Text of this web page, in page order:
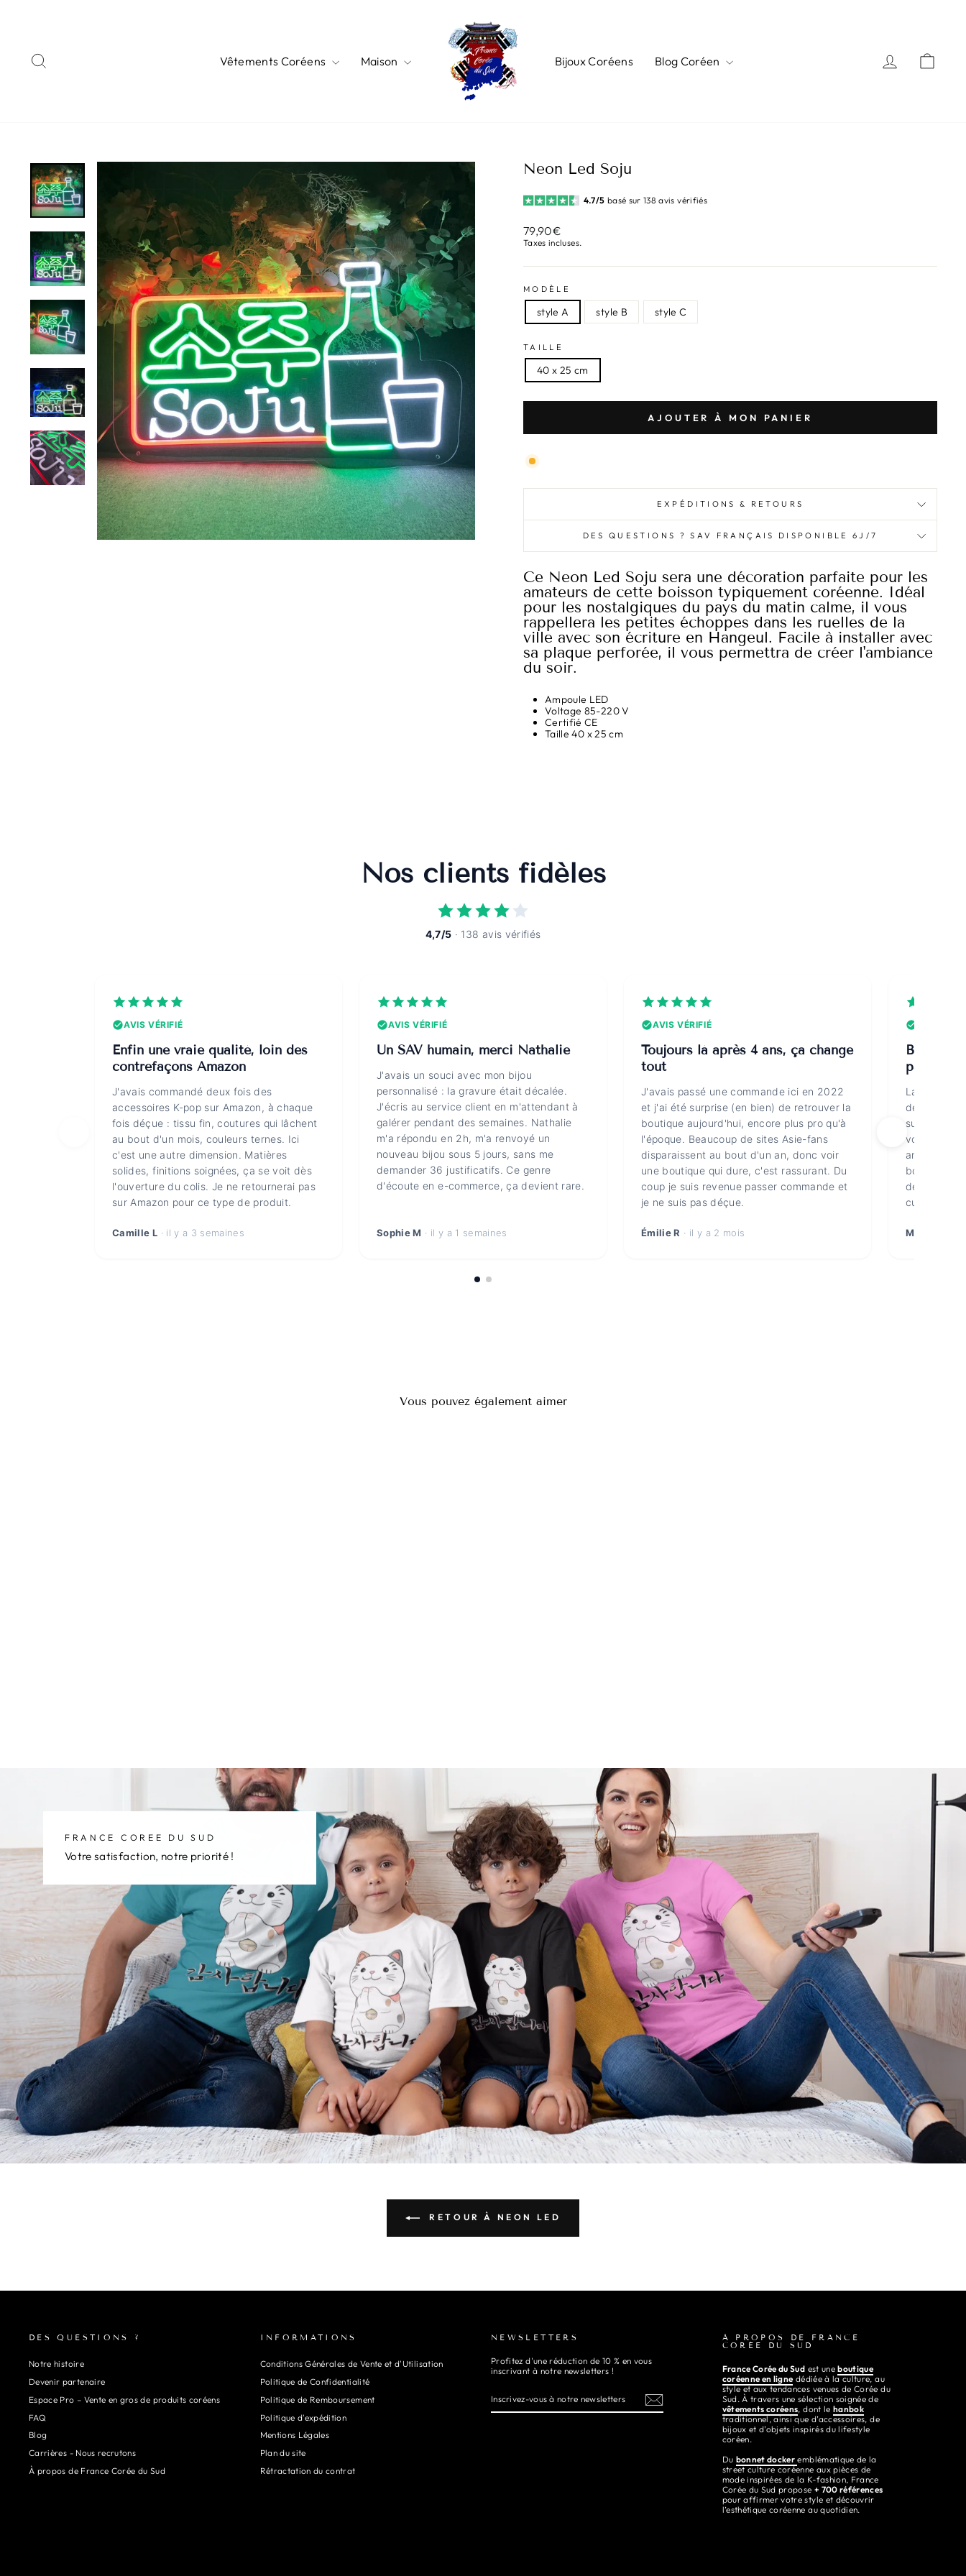
Vêtements Coréens Maison Bijoux Coréens Blog Coréen Se
Neon Led Soju
4.7/5 basé sur 138 avis vérifiés
Prix
régulier
79,90€
Taxes incluses.
MODÈLE
style A style B style C
TAILLE
40 x 25 cm
AJOUTER À MON PANIER
EXPÉDITIONS & RETOURS
DES QUESTIONS ? SAV FRANÇAIS DISPONIBLE 6J/7
Ce Neon Led Soju sera une décoration parfaite pour les
amateurs de cette boisson typiquement coréenne. Idéal
pour les nostalgiques du pays du matin calme, il vous
rappellera les petites échoppes dans les ruelles de la
ville avec son écriture en Hangeul. Facile à installer avec
sa plaque perforée, il vous permettra de créer l'ambiance
du soir.
Ampoule LED
Voltage 85-220 V
Certifié CE
Taille 40 x 25 cm
Nos clients fidèles
4,7/5 · 138 avis vérifiés
AVIS VÉRIFIÉ
Enfin une vraie qualité, loin des
contrefaçons Amazon
J'avais commandé deux fois des
accessoires K-pop sur Amazon, à chaque
fois déçue : tissu fin, coutures qui lâchent
au bout d'un mois, couleurs ternes. Ici
c'est une autre dimension. Matières
solides, finitions soignées, ça se voit dès
l'ouverture du colis. Je ne retournerai pas
sur Amazon pour ce type de produit.
Camille L · il y a 3 semaines
AVIS VÉRIFIÉ
Un SAV humain, merci Nathalie
J'avais un souci avec mon bijou
personnalisé : la gravure était décalée.
J'écris au service client en m'attendant à
galérer pendant des semaines. Nathalie
m'a répondu en 2h, m'a renvoyé un
nouveau bijou sous 5 jours, sans me
demander 36 justificatifs. Ce genre
d'écoute en e-commerce, ça devient rare.
Sophie M · il y a 1 semaines
AVIS VÉRIFIÉ
Toujours là après 4 ans, ça change
tout
J'avais passé une commande ici en 2022
et j'ai été surprise (en bien) de retrouver la
boutique aujourd'hui, encore plus pro qu'à
l'époque. Beaucoup de sites Asie-fans
disparaissent au bout d'un an, donc voir
une boutique qui dure, c'est rassurant. Du
coup je suis revenue passer commande et
je ne suis pas déçue.
Émilie R · il y a 2 mois
Boutique
La
détaillées,
sur le
voit que ce
anonyme.
boutiques
des gens
culture.
Marine V
Vous pouvez également aimer
FRANCE COREE DU SUD
Votre satisfaction, notre priorité !
RETOUR À NEON LED
DES QUESTIONS ?
Notre histoire
Devenir partenaire
Espace Pro – Vente en gros de produits coréens
FAQ
Blog
Carrières - Nous recrutons
À propos de France Corée du Sud
INFORMATIONS
Conditions Générales de Vente et d'Utilisation
Politique de Confidentialité
Politique de Remboursement
Politique d'expédition
Mentions Légales
Plan du site
Rétractation du contrat
NEWSLETTERS
Profitez d'une réduction de 10 % en vous
inscrivant à notre newsletters !
VOUS
NOTRE
À PROPOS DE FRANCE
CORÉE DU SUD
France Corée du Sud est uneboutique
coréenne en ligne dédiée à la culture, au
style et aux tendances venues de Corée du
Sud. À travers une sélection soignée de
vêtements coréens, dont le hanbok
traditionnel, ainsi que d’accessoires, de
bijoux et d’objets inspirés du lifestyle
coréen.
Du bonnet docker emblématique de la
street culture coréenne aux pièces de
mode inspirées de la K-fashion, France
Corée du Sud propose + 700 références
pour affirmer votre style et découvrir
l’esthétique coréenne au quotidien.